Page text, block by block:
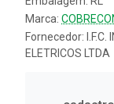
Marca:
Fornecedor:
ELETRICOS LTDA